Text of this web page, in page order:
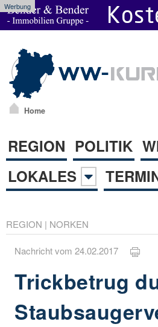
Werbung
Home
REGION POLITIK
LOKALES
REGION | NORKEN
Nachricht vom 24.02.2017
Trickbetrug